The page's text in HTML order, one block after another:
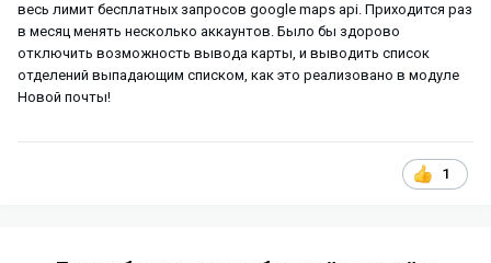
весь лимит бесплатных запросов google maps api. Приходится раз
в месяц менять несколько аккаунтов. Было бы здорово
отключить возможность вывода карты, и выводить список
отделений выпадающим списком, как это реализовано в модуле
Новой почты!
1